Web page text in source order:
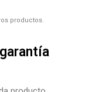
productos.